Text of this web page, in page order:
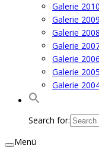
Galerie 2010
Galerie 2009
Galerie 2008
Galerie
Galerie 2006
Galerie 2005
Galerie
Search for:
Menü